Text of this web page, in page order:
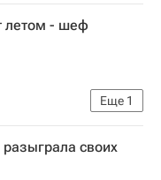
летом - шеф
Еще 1
Вероятность нападения на Иран. Мнения, реакции, комментарии
своих